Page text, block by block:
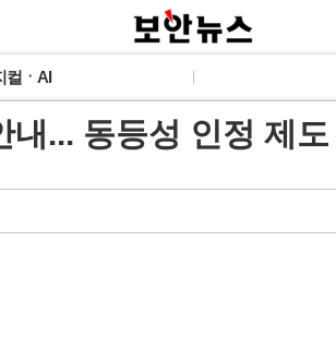
컬ㆍAI
... 동등성 인정 제도